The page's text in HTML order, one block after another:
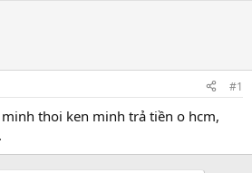
#1
thoi ken minh trả tiền o hcm,